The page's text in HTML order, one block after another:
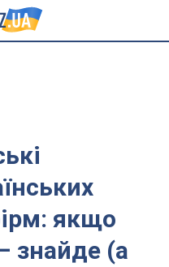
якщо
знайде (а